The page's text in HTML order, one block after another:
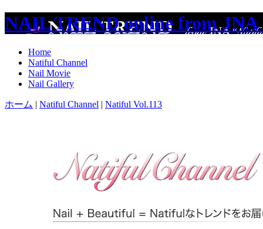
NAIL TREND online from
Home
Natiful Channel
Nail Movie
Nail Gallery
ホーム | Natiful Channel | Natiful Vol.113